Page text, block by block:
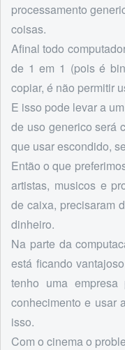
processamento
coisas.
Afinal todo
de 1 em 1 (pois é
copiar, é não permitir
E isso pode levar a
de uso generico será
que usar escondido,
Então o que
artistas, musicos e
de caixa, precisaram
dinheiro.
Na parte da
está ficando
tenho uma
conhecimento e usar
isso.
Com o cinema o